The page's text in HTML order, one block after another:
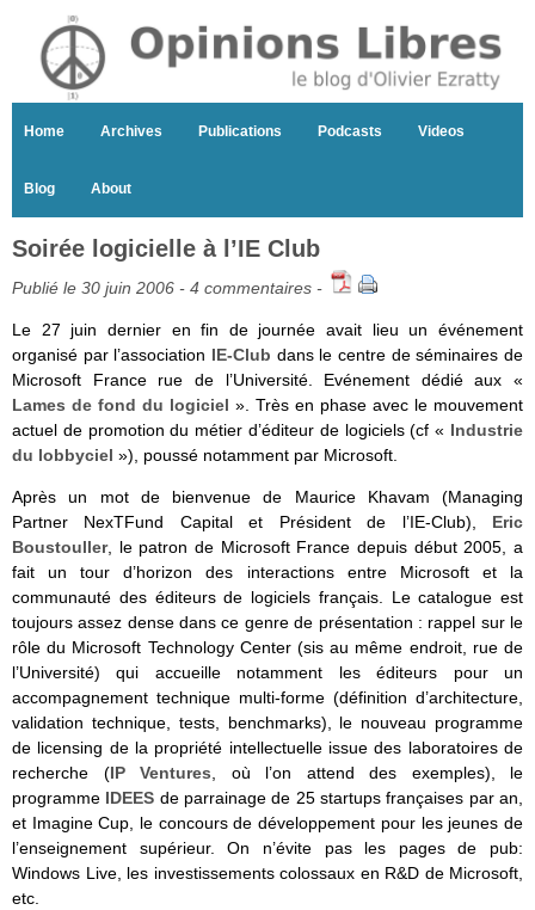
Home Archives Publications Podcasts Videos
Blog About
Soirée logicielle à l’IE Club
Publié le 30 juin 2006 - 4 commentaires -
Le 27 juin dernier en fin de journée avait lieu un événement
organisé par l’association IE-Club dans le centre de séminaires de
Microsoft France rue de l’Université. Evénement dédié aux «
Lames de fond du logiciel ». Très en phase avec le mouvement
actuel de promotion du métier d’éditeur de logiciels (cf « Industrie
du lobbyciel »), poussé notamment par Microsoft.
Après un mot de bienvenue de Maurice Khavam (Managing
Partner NexTFund Capital et Président de l’IE-Club), Eric
Boustouller, le patron de Microsoft France depuis début 2005, a
fait un tour d’horizon des interactions entre Microsoft et la
communauté des éditeurs de logiciels français. Le catalogue est
toujours assez dense dans ce genre de présentation : rappel sur le
rôle du Microsoft Technology Center (sis au même endroit, rue de
l’Université) qui accueille notamment les éditeurs pour un
accompagnement technique multi-forme (définition d’architecture,
validation technique, tests, benchmarks), le nouveau programme
de licensing de la propriété intellectuelle issue des laboratoires de
recherche (IP Ventures , où l’on attend des exemples), le
programme IDEES de parrainage de 25 startups françaises par an,
et Imagine Cup, le concours de développement pour les jeunes de
l’enseignement supérieur. On n’évite pas les pages de pub:
Windows Live, les investissements colossaux en R&D de Microsoft,
etc.